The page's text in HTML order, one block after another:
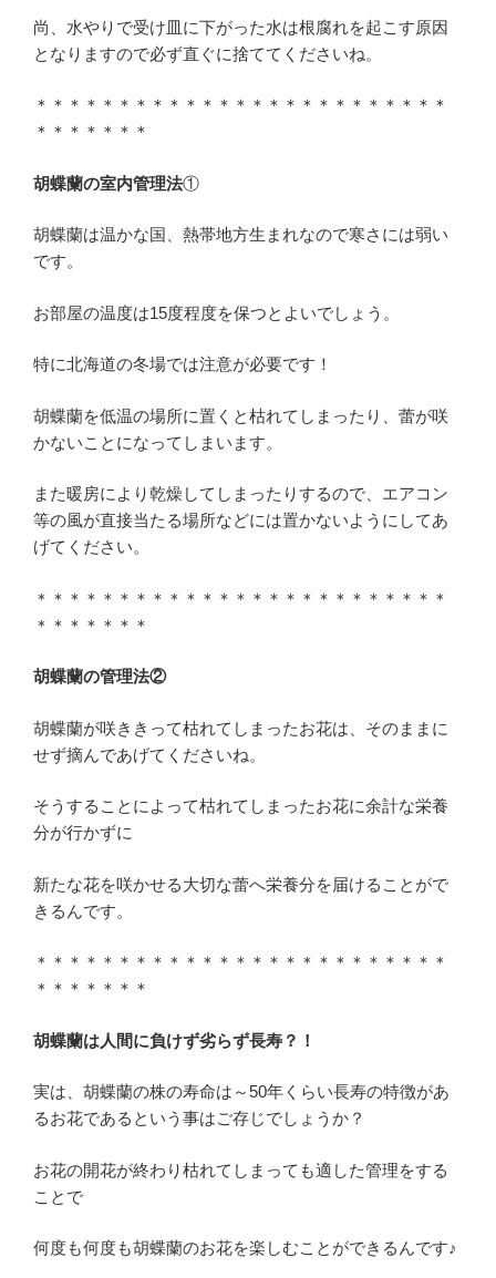
尚、水やりで受け皿に下がった水は根腐れを起こす原因
となりますので必ず直ぐに捨ててくださいね。
＊＊＊＊＊＊＊＊＊＊＊＊＊＊＊＊＊＊＊＊＊＊＊＊＊
＊＊＊＊＊＊＊
胡蝶蘭の室内管理法①
胡蝶蘭は温かな国、熱帯地方生まれなので寒さには弱い
です。
お部屋の温度は15度程度を保つとよいでしょう。
特に北海道の冬場では注意が必要です！
胡蝶蘭を低温の場所に置くと枯れてしまったり、蕾が咲
かないことになってしまいます。
また暖房により乾燥してしまったりするので、エアコン
等の風が直接当たる場所などには置かないようにしてあ
げてください。
＊＊＊＊＊＊＊＊＊＊＊＊＊＊＊＊＊＊＊＊＊＊＊＊＊
＊＊＊＊＊＊＊
胡蝶蘭の管理法②
胡蝶蘭が咲ききって枯れてしまったお花は、そのままに
せず摘んであげてくださいね。
そうすることによって枯れてしまったお花に余計な栄養
分が行かずに
新たな花を咲かせる大切な蕾へ栄養分を届けることがで
きるんです。
＊＊＊＊＊＊＊＊＊＊＊＊＊＊＊＊＊＊＊＊＊＊＊＊＊
＊＊＊＊＊＊＊
胡蝶蘭は人間に負けず劣らず長寿？！
実は、胡蝶蘭の株の寿命は～50年くらい長寿の特徴があ
るお花であるという事はご存じでしょうか？
お花の開花が終わり枯れてしまっても適した管理をする
ことで
何度も何度も胡蝶蘭のお花を楽しむことができるんです♪